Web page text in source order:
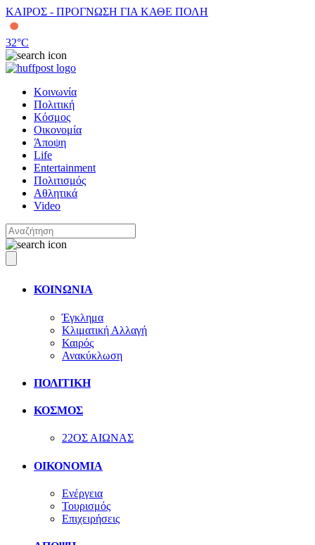
ΚΑΙΡΟΣ - ΠΡΟΓΝΩΣΗ ΓΙΑ ΚΑΘΕ ΠΟΛΗ
32°C
Κοινωνία
Πολιτική
Κόσμος
Οικονομία
Άποψη
Life
Entertainment
Πολιτισμός
Αθλητικά
Video
ΚΟΙΝΩΝΙΑ
Έγκλημα
Κλιματική Αλλαγή
Καιρός
Ανακύκλωση
ΠΟΛΙΤΙΚΗ
ΚΟΣΜΟΣ
22ΟΣ ΑΙΩΝΑΣ
ΟΙΚΟΝΟΜΙΑ
Ενέργεια
Τουρισμός
Επιχειρήσεις